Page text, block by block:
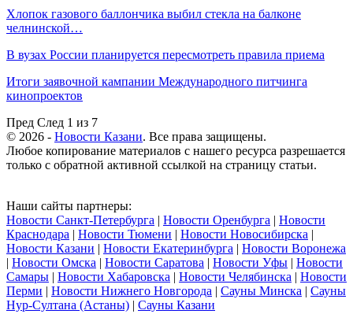
Хлопок газового баллончика выбил стекла на балконе
челнинской…
В вузах России планируется пересмотреть правила приема
Итоги заявочной кампании Международного питчинга
кинопроектов
Пред След 1 из 7
© 2026 - Новости Казани. Все права защищены.
Любое копирование материалов с нашего ресурса разрешается
только с обратной активной ссылкой на страницу статьи.
Наши сайты партнеры:
Новости Санкт-Петербурга | Новости Оренбурга | Новости
Краснодара | Новости Тюмени | Новости Новосибирска |
Новости Казани | Новости Екатеринбурга | Новости Воронежа
| Новости Омска | Новости Саратова | Новости Уфы | Новости
Самары | Новости Хабаровска | Новости Челябинска | Новости
Перми | Новости Нижнего Новгорода | Сауны Минска | Сауны
Нур-Султана (Астаны) | Сауны Казани